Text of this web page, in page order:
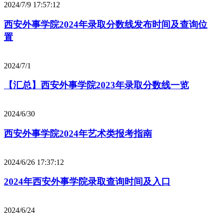
2024/7/9 17:57:12
西安外事学院2024年录取分数线发布时间及查询位
置
2024/7/1
【汇总】西安外事学院2023年录取分数线一览
2024/6/30
西安外事学院2024年艺术类报考指南
2024/6/26 17:37:12
2024年西安外事学院录取查询时间及入口
2024/6/24